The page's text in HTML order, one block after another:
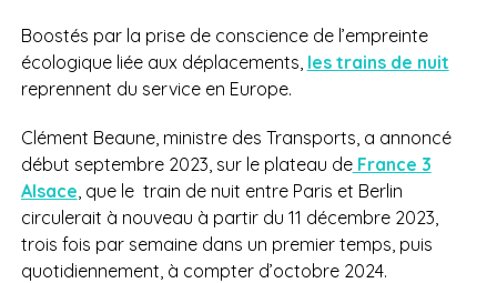
Boostés par la prise de conscience de l’empreinte
écologique liée aux déplacements, les trains de nuit
reprennent du service en Europe.
Clément Beaune, ministre des Transports, a annoncé
début septembre 2023, sur le plateau deFrance 3
Alsace , que le train de nuit entre Paris et Berlin
circulerait à nouveau à partir du 11 décembre 2023,
trois fois par semaine dans un premier temps, puis
quotidiennement, à compter d’octobre 2024.